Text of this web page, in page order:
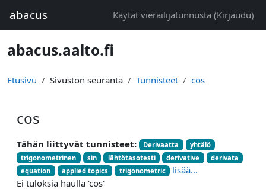
abacus Käytät vierailijatunnusta (Kirjaudu)
abacus.aalto.fi
Etusivu Sivuston seuranta Tunnisteet cos
cos
Tähän liittyvät tunnisteet: Derivaatta
yhtälö
trigonometrinen
sin lähtötasotesti derivative
derivata
equation
applied topics trigonometric
lisää...
Ei tuloksia haulla 'cos'